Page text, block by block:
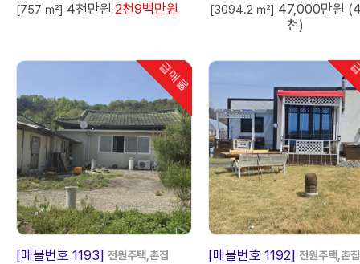
[757 ㎡] 4천만원 2천9백만원 [3094.2 ㎡] 47,000만원
천)
급매물
인기
급 매 물
[매물번호 1193] 전원주택,촌집 급 매
[매물번호 1192] 전원주택,촌집